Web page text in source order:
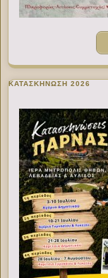
ΚΑΤΑΣΚΗΝΩΣΗ 2026